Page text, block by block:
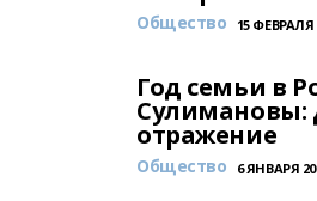
Общество 15 ФЕВРАЛЯ
Год семьи в
Сулимановы:
отражение
Общество 6 ЯНВАРЯ